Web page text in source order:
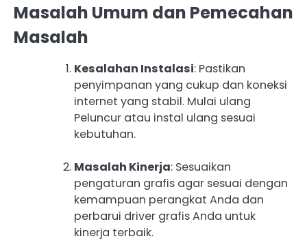
Masalah Umum dan Pemecahan
Masalah
Kesalahan Instalasi: Pastikan
penyimpanan yang cukup dan koneksi
internet yang stabil. Mulai ulang
Peluncur atau instal ulang sesuai
kebutuhan.
Masalah Kinerja: Sesuaikan
pengaturan grafis agar sesuai dengan
kemampuan perangkat Anda dan
perbarui driver grafis Anda untuk
kinerja terbaik.